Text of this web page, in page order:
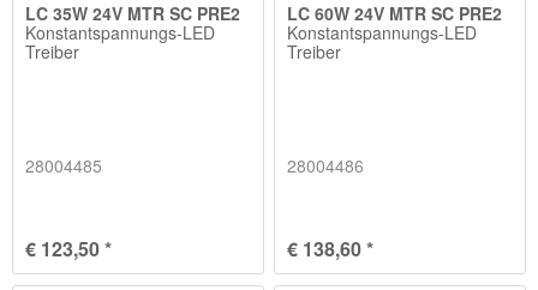
LC 35W 24V MTR SC PRE2
Konstantspannungs-LED
Treiber
28004485
€ 123,50 *
LC 60W 24V MTR SC PRE2
Konstantspannungs-LED
Treiber
28004486
€ 138,60 *